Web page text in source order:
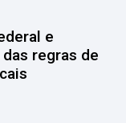
e
regras de